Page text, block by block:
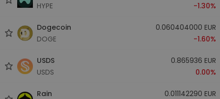
HYPE
-1.30%
Dogecoin
DOGE
0.060404000 EUR
-1.60%
USDS
USDS
0.865936 EUR
0.00%
Rain 0.011142290 EUR